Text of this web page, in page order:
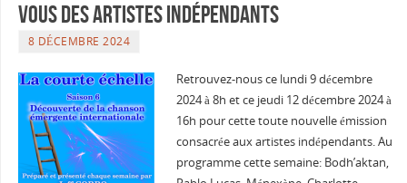
vous des artistes indépendants
8 DÉCEMBRE 2024
Retrouvez-nous ce lundi 9 décembre
2024 à 8h et ce jeudi 12 décembre 2024 à
16h pour cette toute nouvelle émission
consacrée aux artistes indépendants. Au
programme cette semaine: Bodh’aktan,